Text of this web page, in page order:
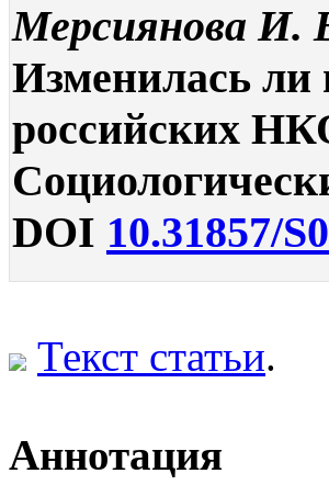
Мерсиянова И.
Изменилась ли
российских
DOI 10.31857/
Текст статьи.
Аннотация